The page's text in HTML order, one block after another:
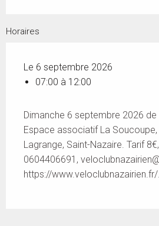
Horaires
Le 6 septembre 2026
07:00 à 12:00
Dimanche 6 septembre 2026
Espace associatif La Soucoupe,
Lagrange, Saint-Nazaire. Tarif
0604406691,
https://www.veloclubnazairien.fr/.